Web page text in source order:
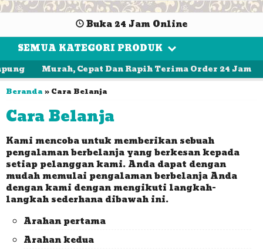
Buka 24 Jam Online
SEMUA KATEGORI PRODUK
Murah, Cepat Dan Rapih Terima Order 24 Jam
Beranda»Cara Belanja
Cara Belanja
Kami mencoba untuk memberikan sebuah
pengalaman berbelanja yang berkesan kepada
setiap pelanggan kami. Anda dapat dengan
mudah memulai pengalaman berbelanja Anda
dengan kami dengan mengikuti langkah-
langkah sederhana dibawah ini.
Arahan pertama
Arahan kedua